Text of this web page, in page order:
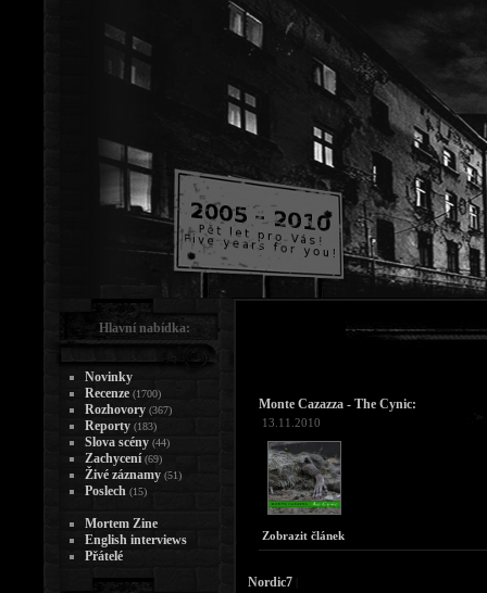
Monte Cazazza - The Cynic:
13.11.2010
Zobrazit článek
Nordic7
Hlavní nabídka:
Novinky
Recenze (1700)
Rozhovory (367)
Reporty (183)
Slova scény (44)
Zachycení (69)
Živé záznamy (51)
Poslech (15)
Mortem Zine
English interviews
Přátelé